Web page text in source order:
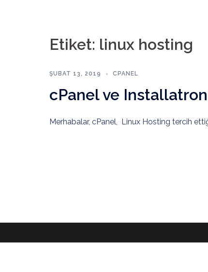
Etiket: linux hosting
ŞUBAT 13, 2019 CPANEL
cPanel ve Installatron
Merhabalar, cPanel, Linux Hosting tercih